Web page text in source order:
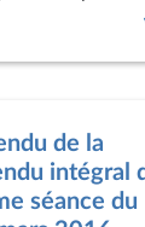
de la
intégral
séance du